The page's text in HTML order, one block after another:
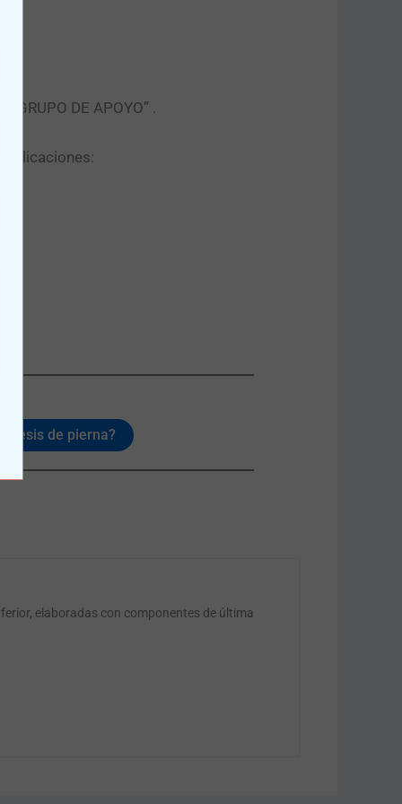
DE APOYO” .​
de pierna?
elaboradas con componentes de última